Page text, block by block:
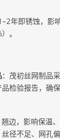
年即锈蚀，影
。
：茂初丝网制品
检验报告，确
边，影响保温
径不足、网孔